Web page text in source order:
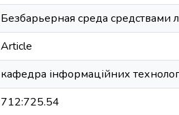
Безбарьерная среда
Article
кафедра інформаційних
712:725.54